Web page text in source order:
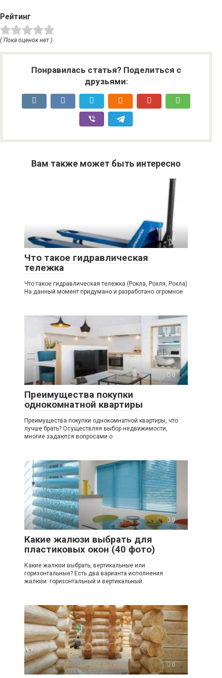
Рейтинг
( Пока оценок нет )
Понравилась статья? Поделиться с
друзьями:
Вам также может быть интересно
0
Что такое гидравлическая
тележка
Что такое гидравлическая тележка (Рокла, Рохля, Рохла)
На данный момент придумано и разработано огромное
0
Преимущества покупки
однокомнатной квартиры
Преимущества покупки однокомнатной квартиры, что
лучше брать? Осуществляя выбор недвижимости,
многие задаются вопросами о
0
Какие жалюзи выбрать для
пластиковых окон (40 фото)
Какие жалюзи выбрать, вертикальные или
горизонтальные? Есть два варианта исполнения
жалюзи: горизонтальный и вертикальный.
0